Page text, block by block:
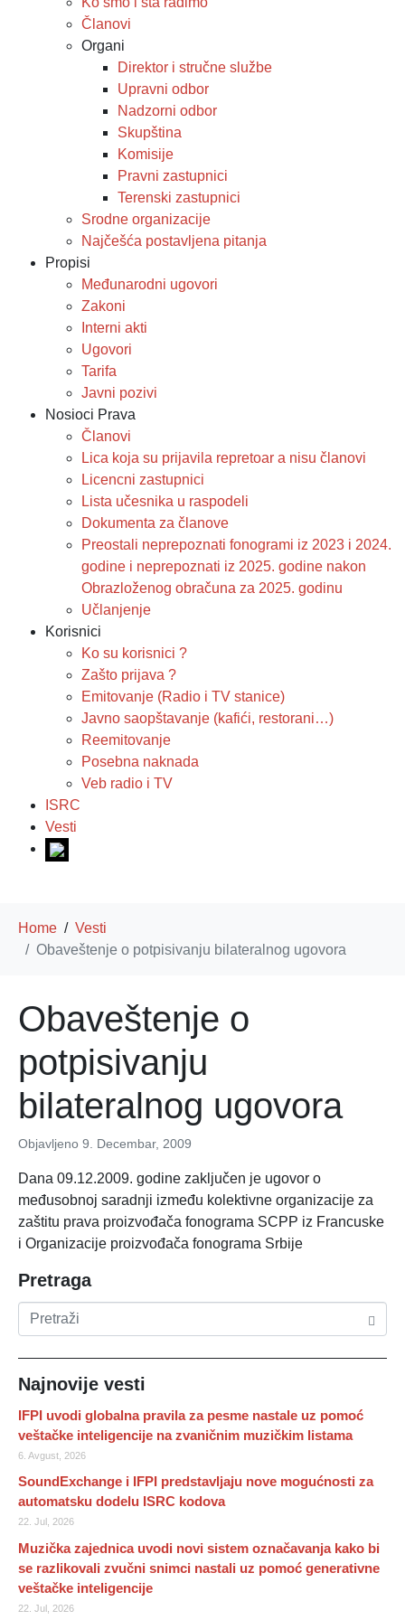
Članovi
Organi
Direktor i stručne službe
Upravni odbor
Nadzorni odbor
Skupština
Komisije
Pravni zastupnici
Terenski zastupnici
Srodne organizacije
Najčešća postavljena pitanja
Propisi
Međunarodni ugovori
Zakoni
Interni akti
Ugovori
Tarifa
Javni pozivi
Nosioci Prava
Članovi
Lica koja su prijavila repretoar a nisu članovi
Licencni zastupnici
Lista učesnika u raspodeli
Dokumenta za članove
Preostali neprepoznati fonogrami iz 2023 i 2024.
godine i neprepoznati iz 2025. godine nakon
Obrazloženog obračuna za 2025. godinu
Učlanjenje
Korisnici
Ko su korisnici ?
Zašto prijava ?
Emitovanje (Radio i TV stanice)
Javno saopštavanje (kafići, restorani…)
Reemitovanje
Posebna naknada
Veb radio i TV
ISRC
Vesti
Home
Vesti
Obaveštenje o potpisivanju bilateralnog ugovora
Obaveštenje o
potpisivanju
bilateralnog ugovora
Objavljeno 9. Decembar, 2009
Dana 09.12.2009. godine zaključen je ugovor o
međusobnoj saradnji između kolektivne organizacije za
zaštitu prava proizvođača fonograma SCPP iz Francuske
i Organizacije proizvođača fonograma Srbije
Pretraga
Najnovije vesti
IFPI uvodi globalna pravila za pesme nastale uz pomoć
veštačke inteligencije na zvaničnim muzičkim listama
6. Avgust, 2026
SoundExchange i IFPI predstavljaju nove mogućnosti za
automatsku dodelu ISRC kodova
22. Jul, 2026
Muzička zajednica uvodi novi sistem označavanja kako bi
se razlikovali zvučni snimci nastali uz pomoć generativne
veštačke inteligencije
22. Jul, 2026